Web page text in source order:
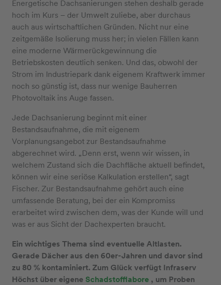
Energetische Dachsanierungen stehen deshalb gerade
hoch im Kurs – der Umwelt zuliebe, aber durchaus
auch aus wirtschaftlichen Gründen. Nicht nur eine
zeitgemäße Isolierung muss her; in vielen Fällen kann
eine moderne Wärmerückgewinnung die
Betriebskosten deutlich senken. Und das, obwohl der
Strom im Industriepark dank eigenem Kraftwerk immer
noch so günstig ist, dass nur wenige Bauherren
Photovoltaik ins Auge fassen.
Jede Dachsanierung beginnt mit einer
Bestandsaufnahme, die mit eigenem
Vorplanungsangebot zur Bestandsaufnahme
abgerechnet wird. „Denn erst, wenn wir wissen, in
welchem Zustand sich die Dachfläche aktuell befindet,
können wir eine seriöse Kalkulation erstellen“, sagt
Fischer. Zur Bestandsaufnahme gehört auch eine
umfassende Beratung, bei der ein Kompromiss
erarbeitet wird zwischen dem, was der Kunde will und
was er aus Sicht der Dachexperten braucht.
Ein wichtiges Thema sind eventuelle Altlasten.
Gerade Dächer aus den 60er-Jahren und davor sind
zu 80 % kontaminiert. Zum Glück verfügt Infraserv
Höchst über eigene Schadstofflabore , um Proben